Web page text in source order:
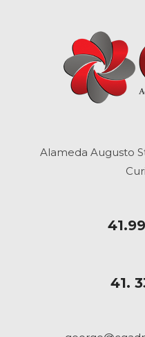
Alameda Augusto
41.